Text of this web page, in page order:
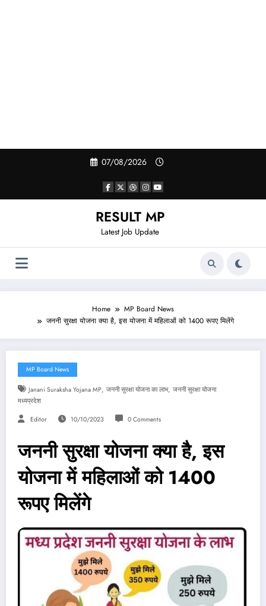
07/08/2026
RESULT MP
Latest Job Update
Home
MP Board News
जननी सुरक्षा योजना क्या है, इस योजना में महिलाओं को 1400 रूपए मिलेंगे
MP Board News
Janani Suraksha Yojana MP, जननी सुरक्षा योजना का लाभ, जननी सुरक्षा योजना
मध्यप्रदेश
Editor 10/10/2023 0 Comments
जननी सुरक्षा योजना क्या है, इस
योजना में महिलाओं को 1400
रूपए मिलेंगे